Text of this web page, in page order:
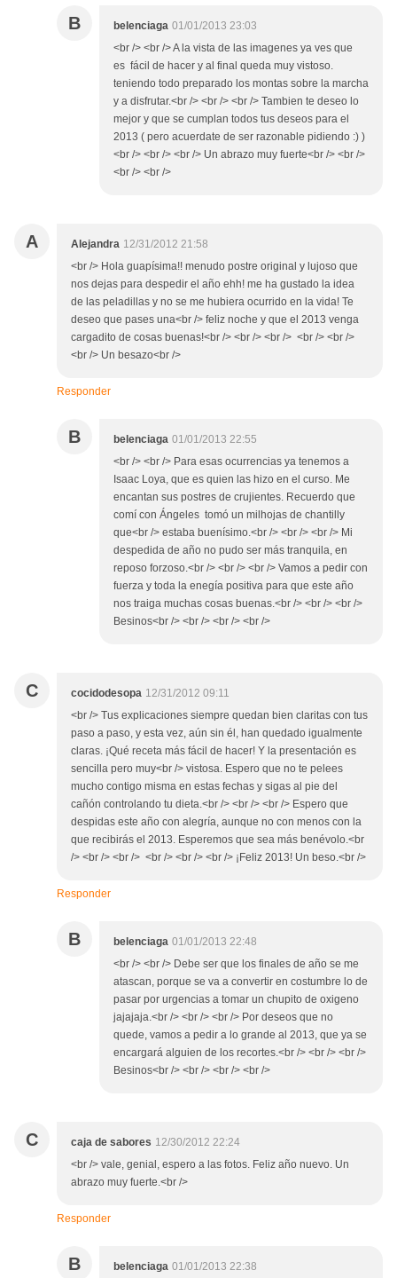
B belenciaga 01/01/2013 23:03
<br /> <br /> A la vista de las imagenes ya ves que
es fácil de hacer y al final queda muy vistoso.
teniendo todo preparado los montas sobre la marcha
y a disfrutar.<br /> <br /> <br /> Tambien te deseo lo
mejor y que se cumplan todos tus deseos para el
2013 ( pero acuerdate de ser razonable pidiendo :) )
<br /> <br /> <br /> Un abrazo muy fuerte<br /> <br />
<br /> <br />
A Alejandra 12/31/2012 21:58
<br /> Hola guapísima!! menudo postre original y lujoso que
nos dejas para despedir el año ehh! me ha gustado la idea
de las peladillas y no se me hubiera ocurrido en la vida! Te
deseo que pases una<br /> feliz noche y que el 2013 venga
cargadito de cosas buenas!<br /> <br /> <br /> <br /> <br />
<br /> Un besazo<br />
Responder
B belenciaga 01/01/2013 22:55
<br /> <br /> Para esas ocurrencias ya tenemos a
Isaac Loya, que es quien las hizo en el curso. Me
encantan sus postres de crujientes. Recuerdo que
comí con Ángeles tomó un milhojas de chantilly
que<br /> estaba buenísimo.<br /> <br /> <br /> Mi
despedida de año no pudo ser más tranquila, en
reposo forzoso.<br /> <br /> <br /> Vamos a pedir con
fuerza y toda la enegía positiva para que este año
nos traiga muchas cosas buenas.<br /> <br /> <br />
Besinos<br /> <br /> <br /> <br />
C cocidodesopa 12/31/2012 09:11
<br /> Tus explicaciones siempre quedan bien claritas con tus
paso a paso, y esta vez, aún sin él, han quedado igualmente
claras. ¡Qué receta más fácil de hacer! Y la presentación es
sencilla pero muy<br /> vistosa. Espero que no te pelees
mucho contigo misma en estas fechas y sigas al pie del
cañón controlando tu dieta.<br /> <br /> <br /> Espero que
despidas este año con alegría, aunque no con menos con la
que recibirás el 2013. Esperemos que sea más benévolo.<br
/> <br /> <br /> <br /> <br /> <br /> ¡Feliz 2013! Un beso.<br />
Responder
B belenciaga 01/01/2013 22:48
<br /> <br /> Debe ser que los finales de año se me
atascan, porque se va a convertir en costumbre lo de
pasar por urgencias a tomar un chupito de oxigeno
jajajaja.<br /> <br /> <br /> Por deseos que no
quede, vamos a pedir a lo grande al 2013, que ya se
encargará alguien de los recortes.<br /> <br /> <br />
Besinos<br /> <br /> <br /> <br />
C caja de sabores 12/30/2012 22:24
<br /> vale, genial, espero a las fotos. Feliz año nuevo. Un
abrazo muy fuerte.<br />
Responder
B belenciaga 01/01/2013 22:38